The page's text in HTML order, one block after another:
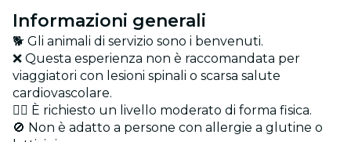
Informazioni generali
🐕 Gli animali di servizio sono i benvenuti.
❌ Questa esperienza non è raccomandata per
viaggiatori con lesioni spinali o scarsa salute
cardiovascolare.
🏋️‍♂️ È richiesto un livello moderato di forma fisica.
🚫 Non è adatto a persone con allergie a glutine o